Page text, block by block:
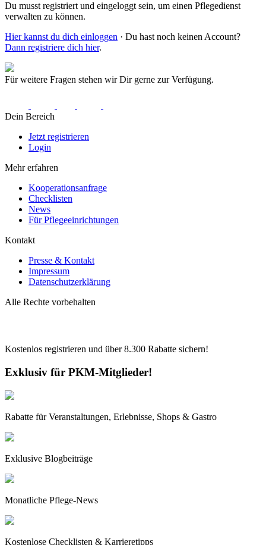
Du musst registriert und eingeloggt sein, um einen Pflegedienst
verwalten zu können.
Hier kannst du dich einloggen · Du hast noch keinen Account?
Dann registriere dich hier.
Für weitere Fragen stehen wir Dir gerne zur Verfügung.
Dein Bereich
Jetzt registrieren
Login
Mehr erfahren
Kooperationsanfrage
Checklisten
News
Für Pflegeeinrichtungen
Kontakt
Presse & Kontakt
Impressum
Datenschutzerklärung
Alle Rechte vorbehalten
Kostenlos registrieren und über8.300 Rabatte sichern!
Exklusiv für PKM-Mitglieder!
Rabatte für Veranstaltungen, Erlebnisse, Shops & Gastro
Exklusive Blogbeiträge
Monatliche Pflege-News
Kostenlose Checklisten & Karrieretipps